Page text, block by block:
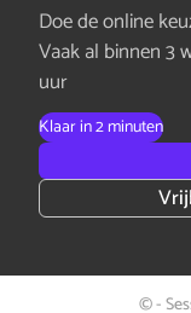
Doe de online
Vaak al binnen 3
uur
Klaar in 2 minuten
© -